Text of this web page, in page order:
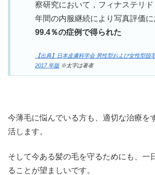
察研究において，フィナステリ
年間の内服継続により写真評価に
99.4％の症例で得られた
【出典】日本皮膚科学会 男性型および女性型脱
2017 年版※太字は著者
今薄毛に悩んでいる方も、適切な治療を
活します。
そして今ある髪の毛を守るためにも、一
ることが望ましいです。